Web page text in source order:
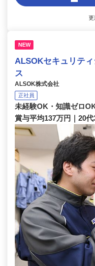
NEW
ALSOKセキュリテ
ス
ALSOK株式会社
正社員
未経験OK・知識ゼロ
賞与平均137万円｜20代